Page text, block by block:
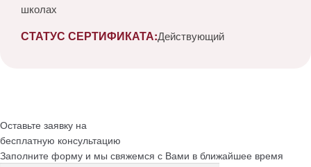
школах
СТАТУС СЕРТИФИКАТА:Действующий
Оставьте заявку на
бесплатную консультацию
Заполните форму и мы свяжемся с Вами в ближайшее время